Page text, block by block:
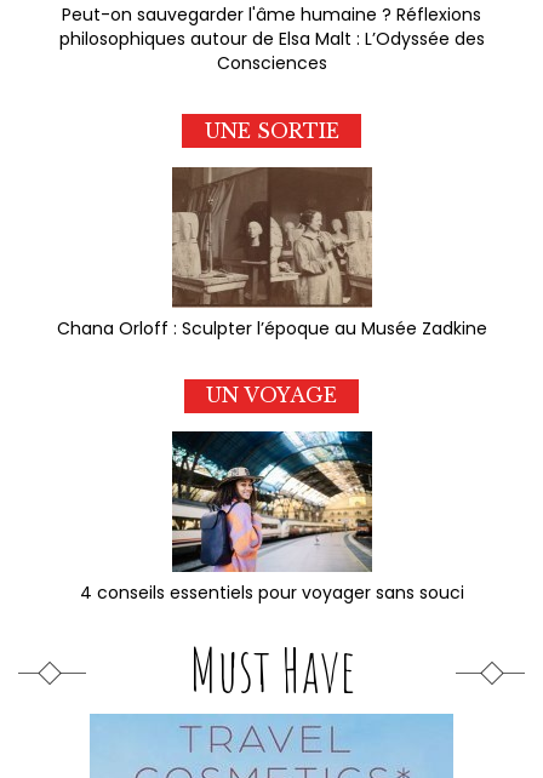
Peut-on sauvegarder l'âme humaine ? Réflexions
philosophiques autour de Elsa Malt : L’Odyssée des
Consciences
UNE SORTIE
Chana Orloff : Sculpter l’époque au Musée Zadkine
UN VOYAGE
4 conseils essentiels pour voyager sans souci
Must Have